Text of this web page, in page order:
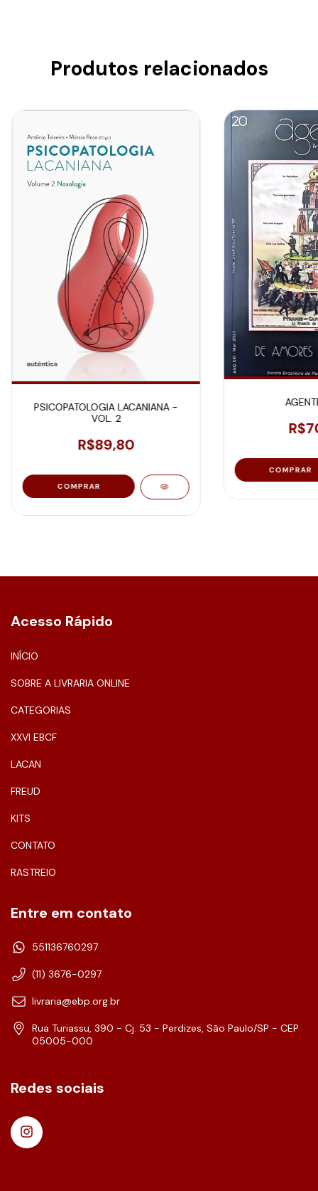
Produtos relacionados
PSICOPATOLOGIA LACANIANA -
VOL. 2
R$89,80
Acesso Rápido
INÍCIO
SOBRE A LIVRARIA ONLINE
CATEGORIAS
XXVI EBCF
LACAN
FREUD
KITS
CONTATO
RASTREIO
Entre em contato
551136760297
(11) 3676-0297
livraria@ebp.org.br
Rua Turiassu, 390 - Cj. 53 - Perdizes, São Paulo/SP - CEP
05005-000
Redes sociais